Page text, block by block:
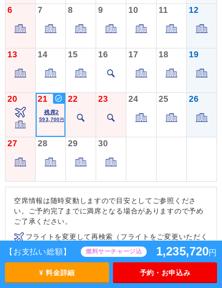
【お支払い総額】 燃料サーチャージ込 1,235,720円
¥ 料金詳細 予約・お申込み
6 7 8 9 10 11 12
13 14 15 16 17 18 19
20 21
残席2
593,700 円
22 23 24 25 26
27 28 29 30
空席情報は随時変動しますので目安としてご参照くださ
い。ご予約完了までに満席となる場合がありますので予め
ご了承ください。
フライトを変更して再検索（フライトをご変更いただく
ことで、ご要望の条件に近いツアーをお探しいただけま
す。）
ホテルを変更して再検索（ホテルをご変更いただくくこ
とで、ご要望の条件に近いツアーをお探しいただけま